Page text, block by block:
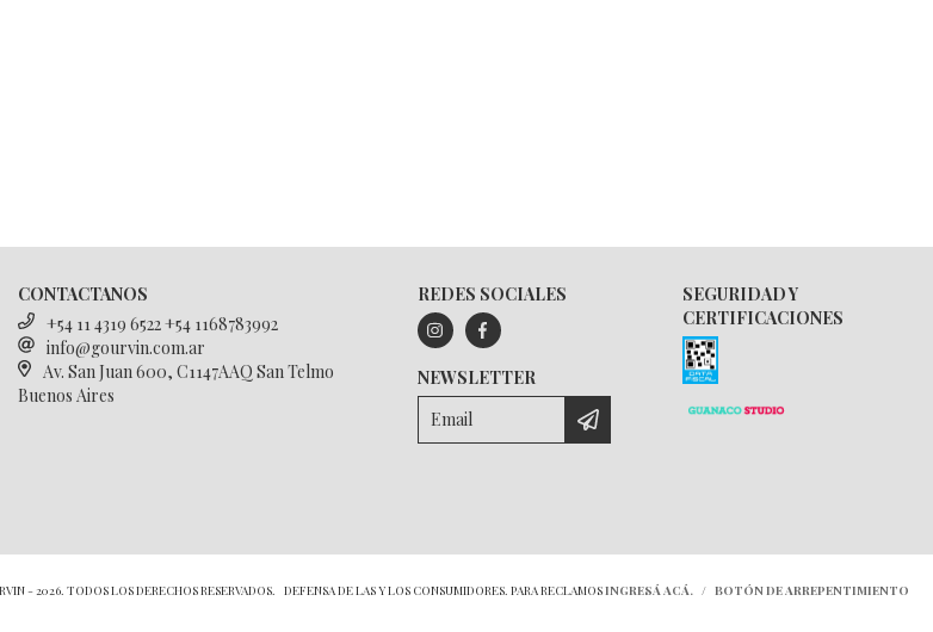
CONTACTANOS
+54 11 4319 6522 +54 1168783992
info@gourvin.com.ar
Av. San Juan 600, C1147AAQ San Telmo
Buenos Aires
REDES SOCIALES
NEWSLETTER
SEGURIDAD Y
CERTIFICACIONES
- 2026. TODOS LOS DERECHOS RESERVADOS. DEFENSA DE LAS Y LOS CONSUMIDORES. PARA RECLAMOSINGRESÁ ACÁ. / BOTÓN DE ARREPENTIMIENTO